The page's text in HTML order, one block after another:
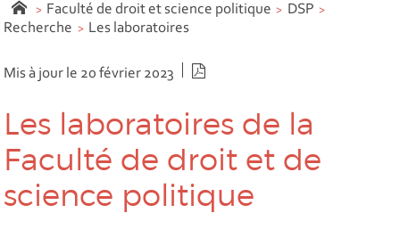
Faculté de droit et science politique
DSP
Recherche
Les laboratoires
Mis à jour le 20 février 2023
Les laboratoires de la
Faculté de droit et de
science politique